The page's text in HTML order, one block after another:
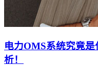
电力OMS系统究竟
析！